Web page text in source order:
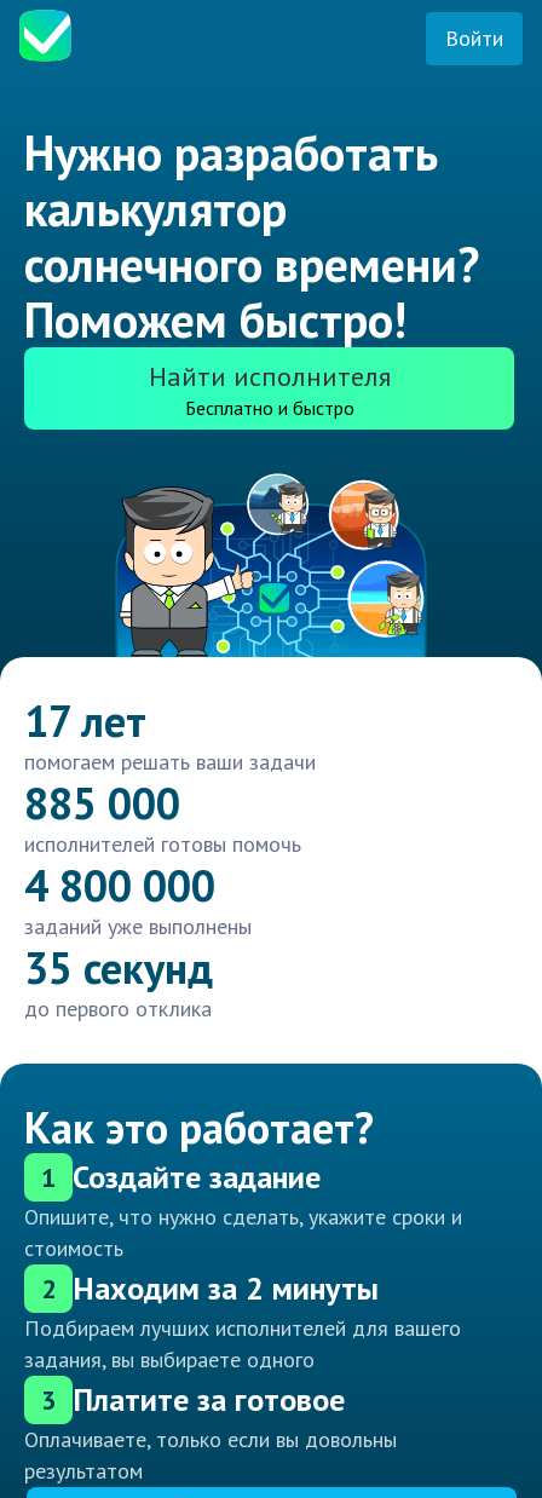
Войти
Нужно разработать
калькулятор
солнечного времени?
Поможем быстро!
Найти исполнителя
Бесплатно и быстро
17 лет
помогаем решать ваши задачи
885 000
исполнителей готовы помочь
4 800 000
заданий уже выполнены
35 секунд
до первого отклика
Как это работает?
1 Создайте задание
Опишите, что нужно сделать, укажите сроки и
стоимость
2 Находим за 2 минуты
Подбираем лучших исполнителей для вашего
задания, вы выбираете одного
3 Платите за готовое
Оплачиваете, только если вы довольны
результатом